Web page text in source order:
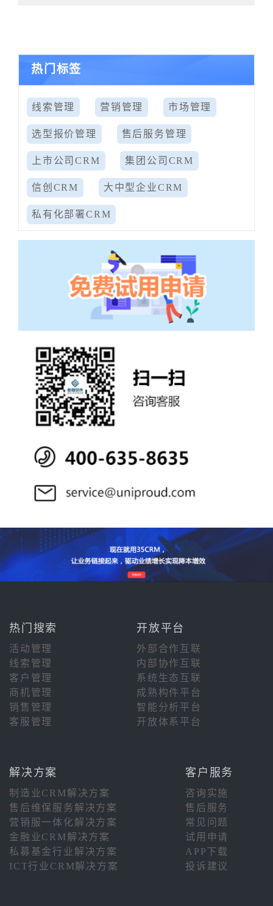
热门标签
线索管理 营销管理 市场管理
选型报价管理 售后服务管理
上市公司CRM 集团公司CRM
信创CRM 大中型企业CRM
私有化部署CRM
热门搜索 开放平台
活动管理
外部合作互联
线索管理
内部协作互联
客户管理
系统生态互联
商机管理
成熟构件平台
销售管理
智能分析平台
客服管理
开放体系平台
解决方案 客户服务
制造业CRM解决方案
咨询实施
售后维保服务解决方案
售后服务
营销服一体化解决方案
常见问题
金融业CRM解决方案
试用申请
私募基金行业解决方案
APP下载
ICT行业CRM解决方案
投诉建议